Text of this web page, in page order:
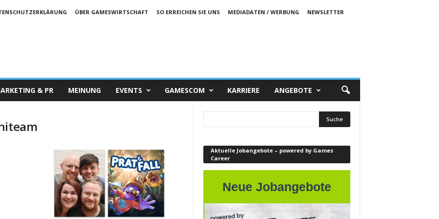
ÜBER GAMESWIRTSCHAFT SO ERREICHEN SIE UNS MEDIADATEN / WERBUNG
NEWSLETTER
& PR MEINUNG EVENTS GAMESCOM KARRIERE ANGEBOTE
Aktuelle Jobangebote – powered by Games
Career